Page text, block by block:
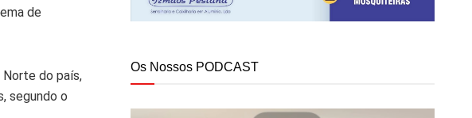
de
do país,
segundo o
Os Nossos PODCAST